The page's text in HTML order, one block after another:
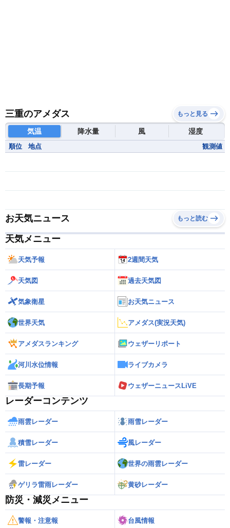
三重のアメダス もっと見る
気温 降水量 風 湿度
順位 地点 観測値
お天気ニュース もっと読む
天気メニュー
天気予報 2週間天気
天気図 過去天気図
気象衛星 お天気ニュース
世界天気 アメダス(実況天気)
アメダスランキング ウェザーリポート
河川水位情報 ライブカメラ
長期予報 ウェザーニュースLiVE
レーダーコンテンツ
雨雲レーダー 雨雪レーダー
積雪レーダー 風レーダー
雷レーダー 世界の雨雲レーダー
ゲリラ雷雨レーダー 黄砂レーダー
防災・減災メニュー
警報・注意報 台風情報